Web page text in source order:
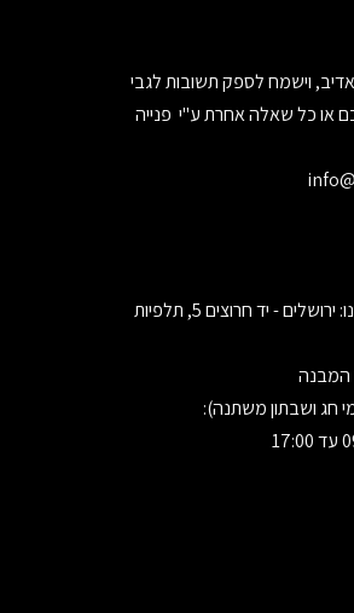
וישמח לספק תשובות לגבי
או כל שאלה אחרת ע"י פנייה
בואו לבקר במחסן לוגיסטי שלנו: ירושלים - יד חרוצים 5, תלפיות
המבנה
חג ושבתון משתנה):